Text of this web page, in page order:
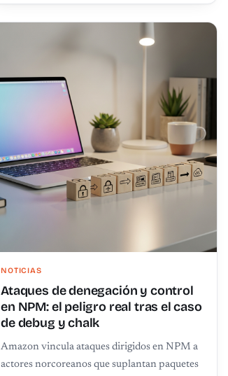
NOTICIAS
Ataques de denegación y control
en NPM: el peligro real tras el caso
de debug y chalk
Amazon vincula ataques dirigidos en NPM a
actores norcoreanos que suplantan paquetes